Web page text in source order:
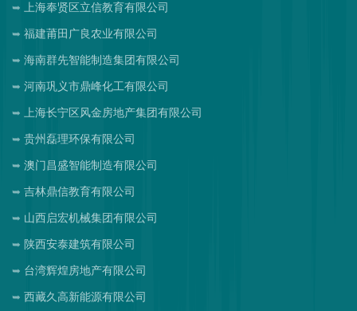
上海奉贤区立信教育有限公司
福建莆田广良农业有限公司
海南群先智能制造集团有限公司
河南巩义市鼎峰化工有限公司
上海长宁区风金房地产集团有限公司
贵州磊理环保有限公司
澳门昌盛智能制造有限公司
吉林鼎信教育有限公司
山西启宏机械集团有限公司
陕西安泰建筑有限公司
台湾辉煌房地产有限公司
西藏久高新能源有限公司